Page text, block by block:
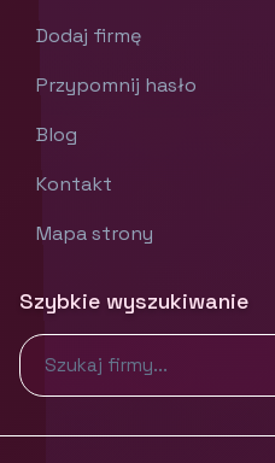
Dodaj firmę
Przypomnij hasło
Blog
Kontakt
Mapa strony
Szybkie wyszukiwanie